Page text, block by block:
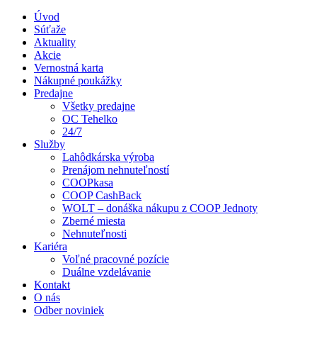
Úvod
Súťaže
Aktuality
Akcie
Vernostná karta
Nákupné poukážky
Predajne
Všetky predajne
OC Tehelko
24/7
Služby
Lahôdkárska výroba
Prenájom nehnuteľností
COOPkasa
COOP CashBack
WOLT – donáška nákupu z COOP Jednoty
Zberné miesta
Nehnuteľnosti
Kariéra
Voľné pracovné pozície
Duálne vzdelávanie
Kontakt
O nás
Odber noviniek